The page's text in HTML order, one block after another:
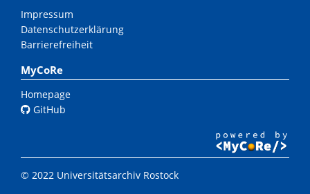
Impressum
Datenschutzerklärung
Barrierefreiheit
MyCoRe
Homepage
GitHub
© 2022 Universitätsarchiv Rostock